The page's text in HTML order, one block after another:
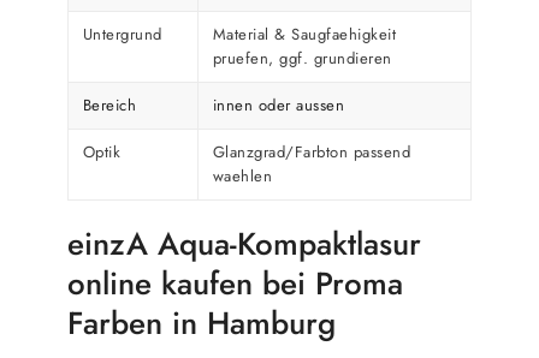
Untergrund
Material & Saugfaehigkeit
pruefen, ggf. grundieren
Bereich innen oder aussen
Optik
Glanzgrad/Farbton passend
waehlen
einzA Aqua-Kompaktlasur
online kaufen bei Proma
Farben in Hamburg